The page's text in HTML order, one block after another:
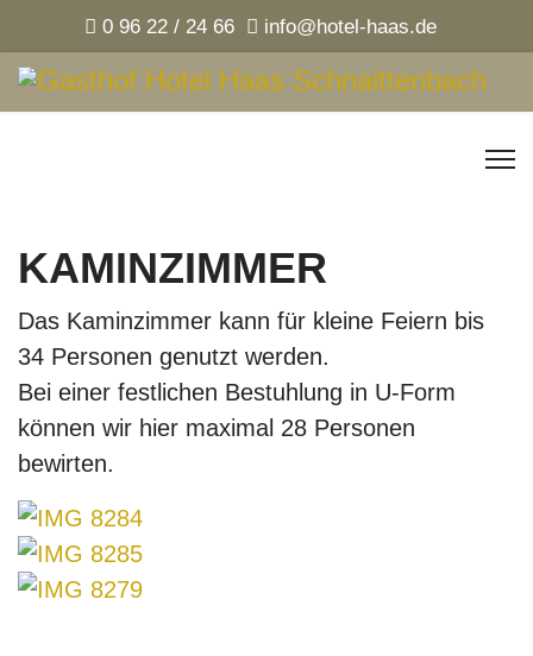
0 96 22 / 24 66 info@hotel-haas.de
KAMINZIMMER
Das Kaminzimmer kann für kleine Feiern bis
34 Personen genutzt werden.
Bei einer festlichen Bestuhlung in U-Form
können wir hier maximal 28 Personen
bewirten.